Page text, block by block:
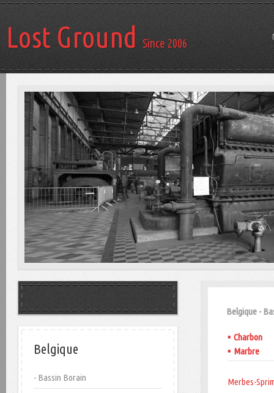
Lost GroundSince 2006
Belgique
- Bassin Borain
Belgique -
• Charbon
• Marbre
Merbes-